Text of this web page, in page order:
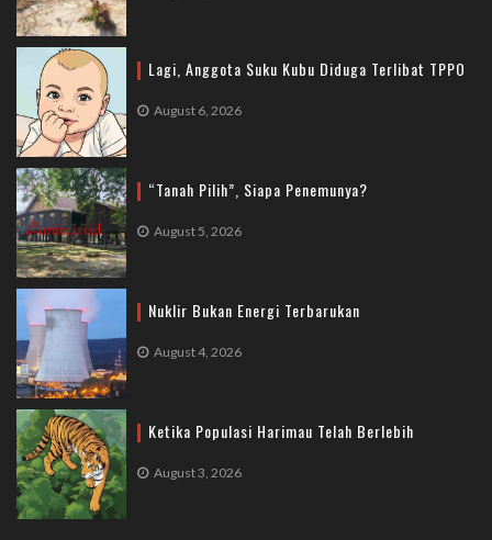
Lagi, Anggota Suku Kubu Diduga Terlibat TPPO
August 6, 2026
“Tanah Pilih”, Siapa Penemunya?
August 5, 2026
Nuklir Bukan Energi Terbarukan
August 4, 2026
Ketika Populasi Harimau Telah Berlebih
August 3, 2026